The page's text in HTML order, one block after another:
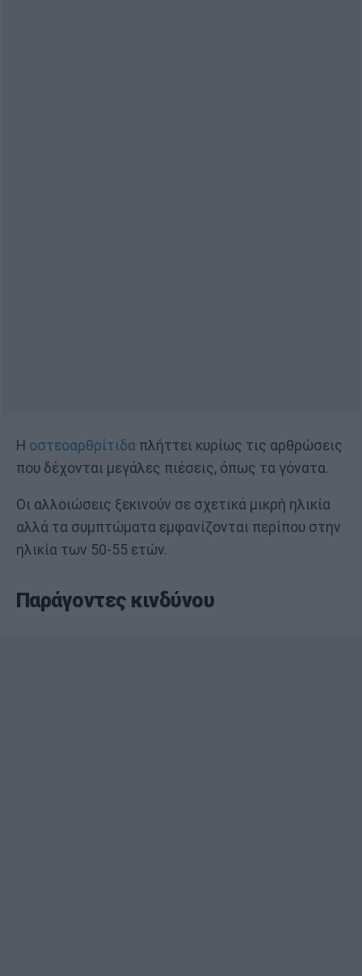
Η οστεοαρθρίτιδα πλήττει κυρίως τις αρθρώσεις
που δέχονται μεγάλες πιέσεις, όπως τα γόνατα.
Οι αλλοιώσεις ξεκινούν σε σχετικά μικρή ηλικία
αλλά τα συμπτώματα εμφανίζονται περίπου στην
ηλικία των 50-55 ετών.
Παράγοντες κινδύνου